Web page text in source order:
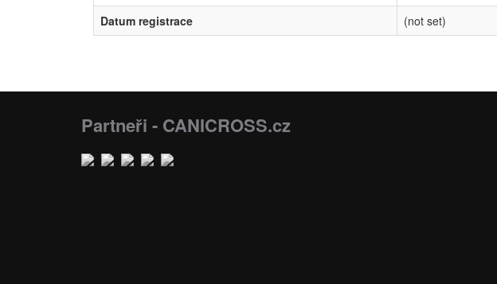
Datum registrace
(not set)
Partneři - CANICROSS.cz